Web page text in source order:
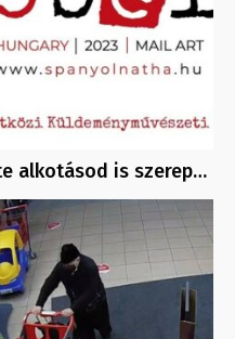
alkotásod is szerep…